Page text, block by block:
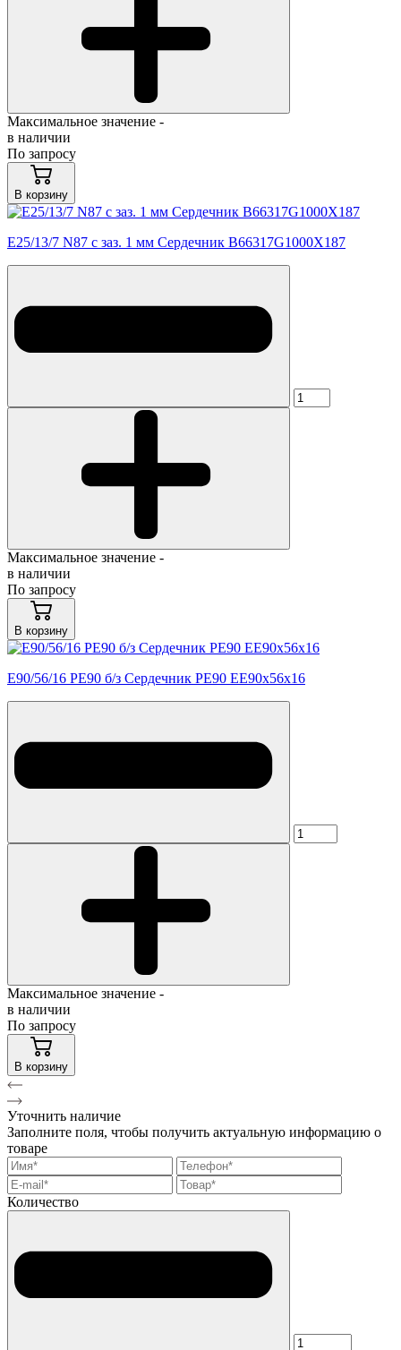
Максимальное значение -
в наличии
По запросу
В корзину
E25/13/7 N87 с заз. 1 мм Сердечник B66317G1000X187
Максимальное значение -
в наличии
По запросу
В корзину
E90/56/16 PE90 б/з Сердечник PE90 EE90x56x16
Максимальное значение -
в наличии
По запросу
В корзину
Уточнить наличие
Заполните поля, чтобы получить актуальную информацию о
товаре
Количество